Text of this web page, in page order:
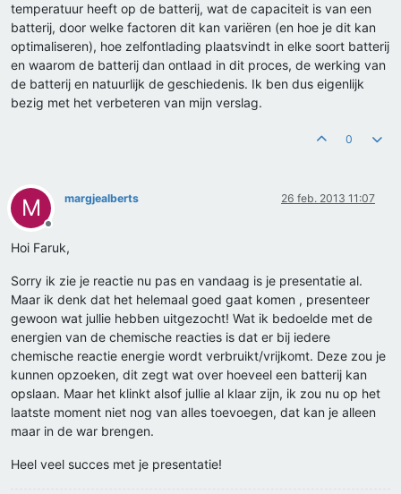
temperatuur heeft op de batterij, wat de capaciteit is van een
batterij, door welke factoren dit kan variëren (en hoe je dit kan
optimaliseren), hoe zelfontlading plaatsvindt in elke soort batterij
en waarom de batterij dan ontlaad in dit proces, de werking van
de batterij en natuurlijk de geschiedenis. Ik ben dus eigenlijk
bezig met het verbeteren van mijn verslag.
0
M
Offline
margjealberts 26 feb. 2013 11:07
Hoi Faruk,
Sorry ik zie je reactie nu pas en vandaag is je presentatie al.
Maar ik denk dat het helemaal goed gaat komen , presenteer
gewoon wat jullie hebben uitgezocht! Wat ik bedoelde met de
energien van de chemische reacties is dat er bij iedere
chemische reactie energie wordt verbruikt/vrijkomt. Deze zou je
kunnen opzoeken, dit zegt wat over hoeveel een batterij kan
opslaan. Maar het klinkt alsof jullie al klaar zijn, ik zou nu op het
laatste moment niet nog van alles toevoegen, dat kan je alleen
maar in de war brengen.
Heel veel succes met je presentatie!